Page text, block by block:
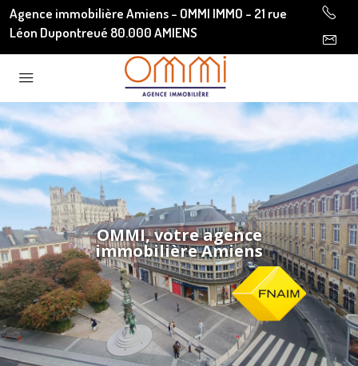
Agence immobilière Amiens - OMMI IMMO - 21 rue
Léon Dupontreué 80.000 AMIENS
OMMI, votre agence
immobilière Amiens